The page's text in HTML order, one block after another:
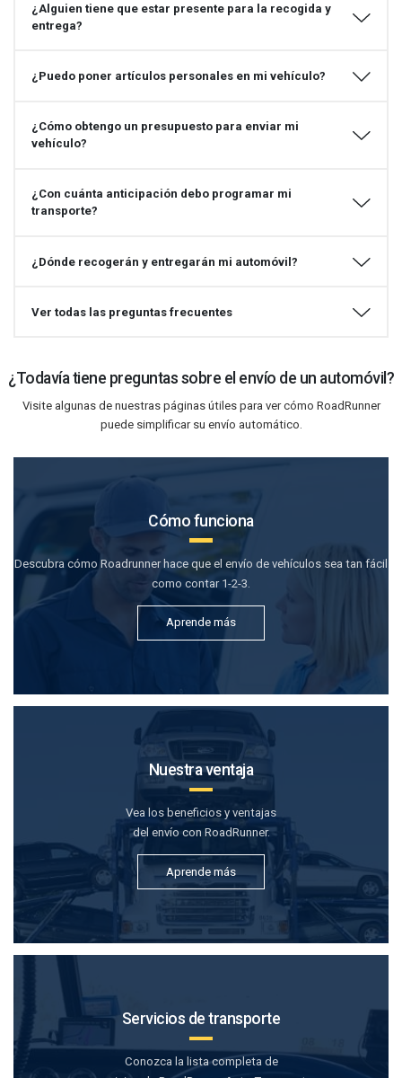
¿Alguien tiene que estar presente para la recogida y
entrega?
¿Puedo poner artículos personales en mi vehículo?
¿Cómo obtengo un presupuesto para enviar mi
vehículo?
¿Con cuánta anticipación debo programar mi
transporte?
¿Dónde recogerán y entregarán mi automóvil?
Ver todas las preguntas frecuentes
¿Todavía tiene preguntas sobre el envío de un automóvil?
Visite algunas de nuestras páginas útiles para ver cómo RoadRunner
puede simplificar su envío automático.
Cómo funciona
Descubra cómo Roadrunner hace que el envío de vehículos sea tan fácil
como contar 1-2-3.
Aprende más
Nuestra ventaja
Vea los beneficios y ventajas
del envío con RoadRunner.
Aprende más
Servicios de transporte
Conozca la lista completa de